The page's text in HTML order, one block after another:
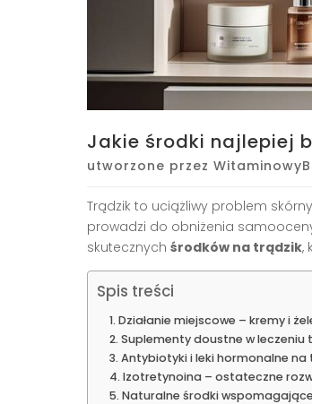
Jakie środki najlepiej
utworzone przez
Trądzik to uciążliwy problem
prowadzi do obniżenia
skutecznych środków na trądzik,
Spis treści
Działanie miejscowe – kremy i
Suplementy doustne w leczeniu
Antybiotyki i leki hormonalne na
Izotretynoina – ostateczne
Naturalne środki